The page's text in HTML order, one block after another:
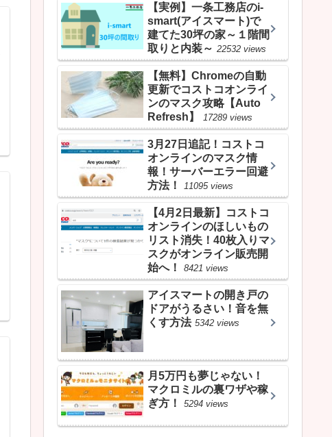
【実例】一条工務店のi-
smart(アイスマート)で
建てた30坪の家～１階間
取りと内装～ 22532 views
【無料】Chromeの自動
更新でコストコオンライ
ンのマスク攻略【Auto
Refresh】
17289 views
3月27日追記！コストコ
オンラインのマスク情
報！サーバーエラー回避
方法！
11095 views
【4月2日最新】コストコ
オンラインのほしいもの
リスト消失！40枚入りマ
スクがオンライン販売開
始へ！
8421 views
アイスマートの開き戸の
ドアがうるさい！音を無
くす方法 5342 views
月5万円も夢じゃない！
マクロミルの裏ワザや稼
ぎ方！
5294 views